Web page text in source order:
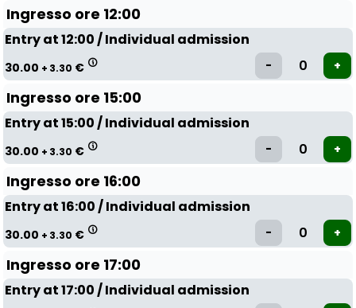
Ingresso ore 12:00
Entry at 12:00 / Individual admission
30.00 + 3.30 €
Ingresso ore 15:00
Entry at 15:00 / Individual admission
30.00 + 3.30 €
Ingresso ore 16:00
Entry at 16:00 / Individual admission
30.00 + 3.30 €
Ingresso ore 17:00
Entry at 17:00 / Individual admission